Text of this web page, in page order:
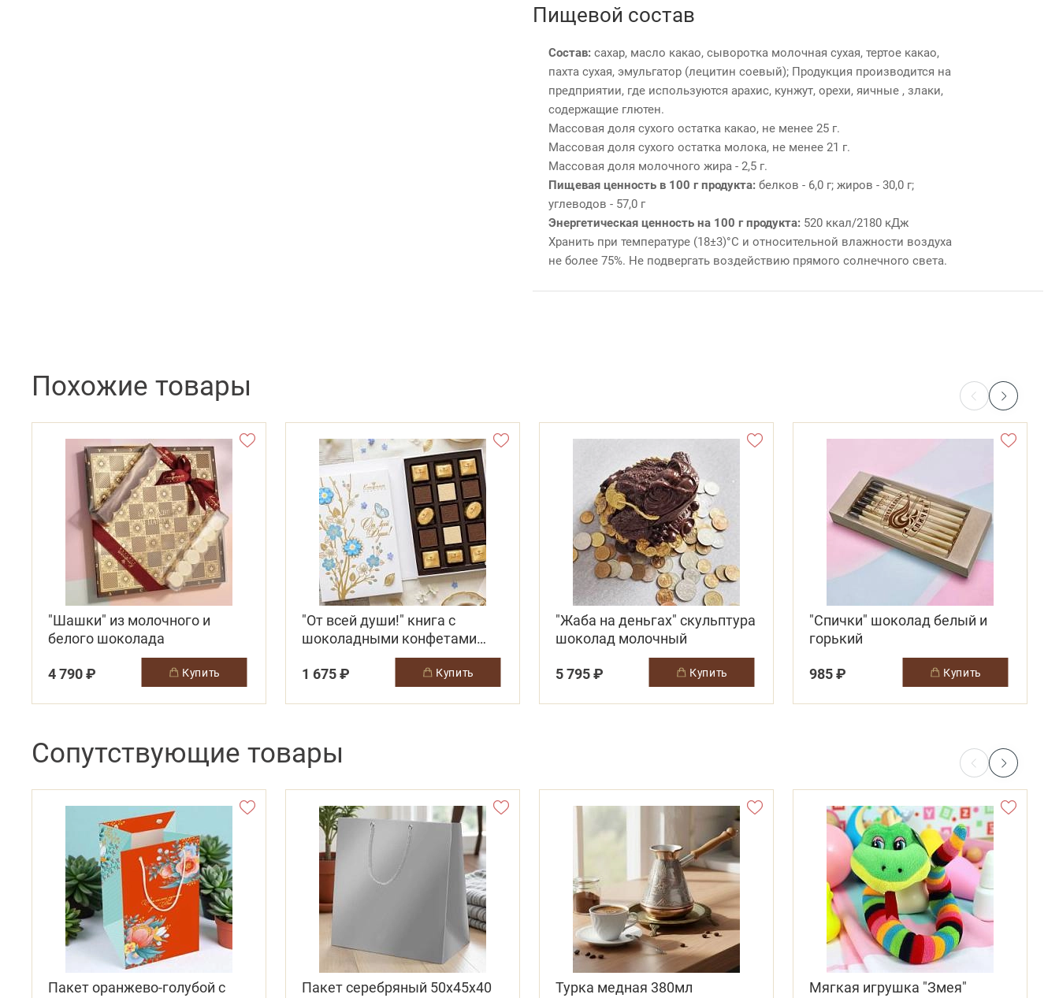
Пищевой состав
Состав: сахар, масло какао, сыворотка молочная сухая, тертое какао,
пахта сухая, эмульгатор (лецитин соевый); Продукция производится на
предприятии, где используются арахис, кунжут, орехи, яичные , злаки,
содержащие глютен.
Массовая доля сухого остатка какао, не менее 25 г.
Массовая доля сухого остатка молока, не менее 21 г.
Массовая доля молочного жира - 2,5 г.
Пищевая ценность в 100 г продукта: белков - 6,0 г; жиров - 30,0 г;
углеводов - 57,0 г
Энергетическая ценность на 100 г продукта: 520 ккал/2180 кДж
Хранить при температуре (18±3)°С и относительной влажности воздуха
не более 75%. Не подвергать воздействию прямого солнечного света.
Похожие товары
"Шашки" из молочного и
белого шоколада
4 790 ₽
купить
"От всей души!" книга с
шоколадными конфетами
1 675 ₽
купить
"Жаба на деньгах" скульптура
шоколад молочный
5 795 ₽
купить
"Спички" шоколад белый и
горький
985 ₽
купить
Сопутствующие товары
Пакет оранжево-голубой с
Пакет серебряный 50х45х40
Турка медная 380мл
Мягкая игрушка "Змея"